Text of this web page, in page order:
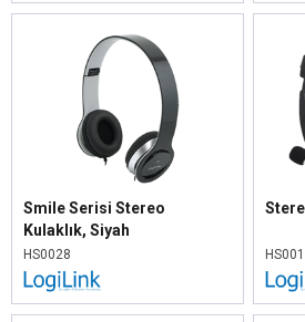
Smile Serisi Stereo
Kulaklık, Siyah
HS0028